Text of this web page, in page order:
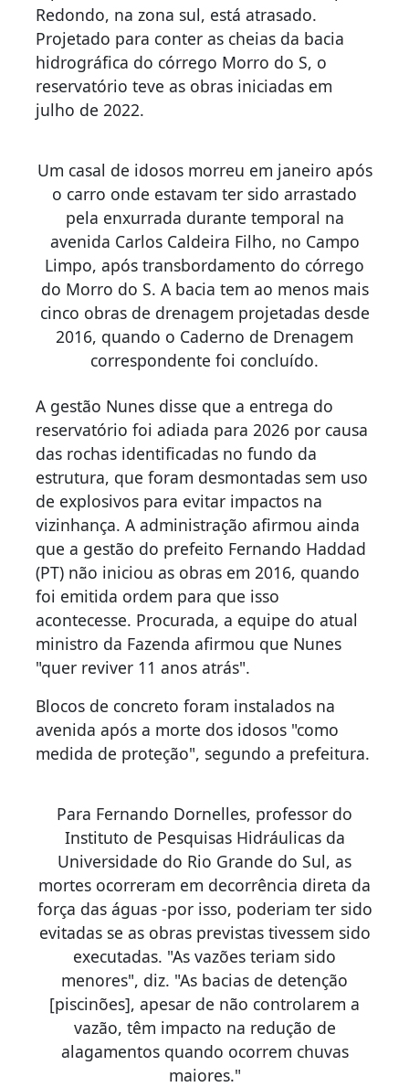
Redondo, na zona sul, está atrasado.
Projetado para conter as cheias da bacia
hidrográfica do córrego Morro do S, o
reservatório teve as obras iniciadas em
julho de 2022.
Um casal de idosos morreu em janeiro após
o carro onde estavam ter sido arrastado
pela enxurrada durante temporal na
avenida Carlos Caldeira Filho, no Campo
Limpo, após transbordamento do córrego
do Morro do S. A bacia tem ao menos mais
cinco obras de drenagem projetadas desde
2016, quando o Caderno de Drenagem
correspondente foi concluído.
A gestão Nunes disse que a entrega do
reservatório foi adiada para 2026 por causa
das rochas identificadas no fundo da
estrutura, que foram desmontadas sem uso
de explosivos para evitar impactos na
vizinhança. A administração afirmou ainda
que a gestão do prefeito Fernando Haddad
(PT) não iniciou as obras em 2016, quando
foi emitida ordem para que isso
acontecesse. Procurada, a equipe do atual
ministro da Fazenda afirmou que Nunes
"quer reviver 11 anos atrás".
Blocos de concreto foram instalados na
avenida após a morte dos idosos "como
medida de proteção", segundo a prefeitura.
Para Fernando Dornelles, professor do
Instituto de Pesquisas Hidráulicas da
Universidade do Rio Grande do Sul, as
mortes ocorreram em decorrência direta da
força das águas -por isso, poderiam ter sido
evitadas se as obras previstas tivessem sido
executadas. "As vazões teriam sido
menores", diz. "As bacias de detenção
[piscinões], apesar de não controlarem a
vazão, têm impacto na redução de
alagamentos quando ocorrem chuvas
maiores."